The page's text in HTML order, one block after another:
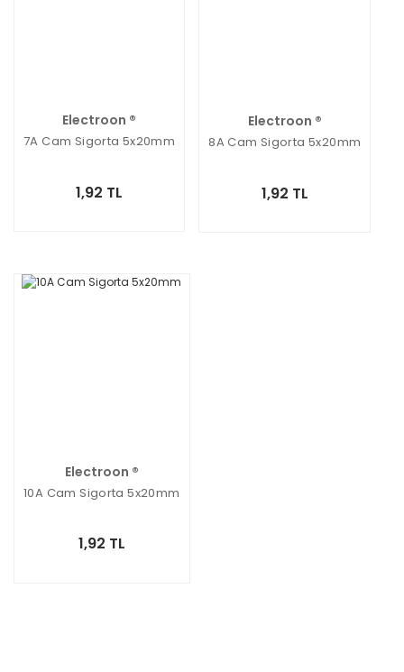
Electroon ®
7A Cam Sigorta 5x20mm
1,92 TL
Electroon ®
8A Cam Sigorta 5x20mm
1,92 TL
Electroon ®
10A Cam Sigorta 5x20mm
1,92 TL